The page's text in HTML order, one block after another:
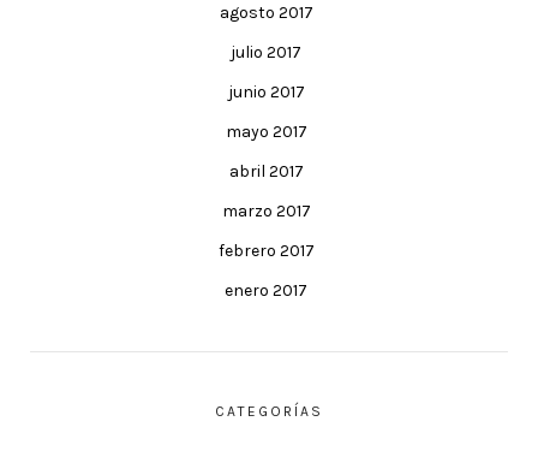
agosto 2017
julio 2017
junio 2017
mayo 2017
abril 2017
marzo 2017
febrero 2017
enero 2017
CATEGORÍAS